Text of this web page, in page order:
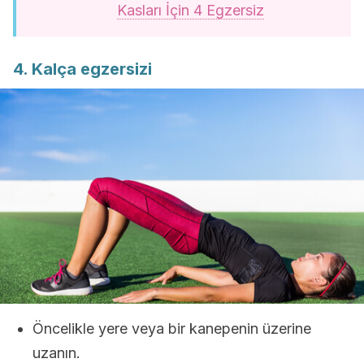
Kasları İçin 4 Egzersiz
4. Kalça egzersizi
Öncelikle yere veya bir kanepenin üzerine
uzanın.